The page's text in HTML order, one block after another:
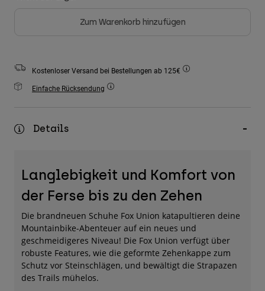
Hüte & Mützen
Alle anzeigen
Zum Warenkorb hinzufügen
Kostenloser Versand bei Bestellungen ab 125€
Einfache Rücksendung
Details
Langlebigkeit und Komfort von
der Ferse bis zu den Zehen
Die brandneuen Schuhe Fox Union katapultieren deine
Mountainbike-Abenteuer auf ein neues und
geschmeidigeres Niveau! Die Fox Union verfügt über
robuste Features, wie die geformte Zehenkappe zum
Schutz vor Steinschlägen, und bewältigt die Strapazen
des Trails mühelos.